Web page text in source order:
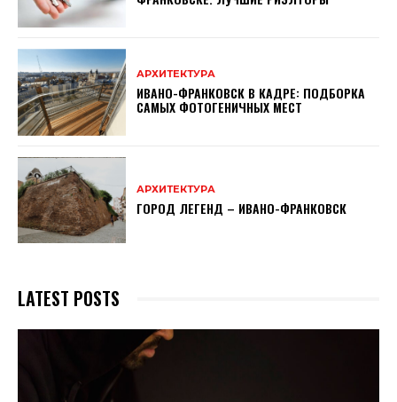
АРХИТЕКТУРА
ИВАНО-ФРАНКОВСК В КАДРЕ: ПОДБОРКА
САМЫХ ФОТОГЕНИЧНЫХ МЕСТ
АРХИТЕКТУРА
ГОРОД ЛЕГЕНД – ИВАНО-ФРАНКОВСК
LATEST POSTS